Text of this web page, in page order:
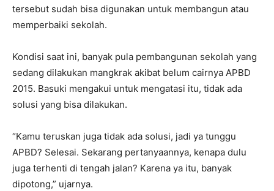
tersebut sudah bisa digunakan untuk membangun atau
memperbaiki sekolah.
Kondisi saat ini, banyak pula pembangunan sekolah yang
sedang dilakukan mangkrak akibat belum cairnya APBD
2015. Basuki mengakui untuk mengatasi itu, tidak ada
solusi yang bisa dilakukan.
“Kamu teruskan juga tidak ada solusi, jadi ya tunggu
APBD? Selesai. Sekarang pertanyaannya, kenapa dulu
juga terhenti di tengah jalan? Karena ya itu, banyak
dipotong,” ujarnya.